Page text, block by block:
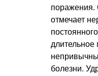
поражения.
отмечает
длительное
болезни.